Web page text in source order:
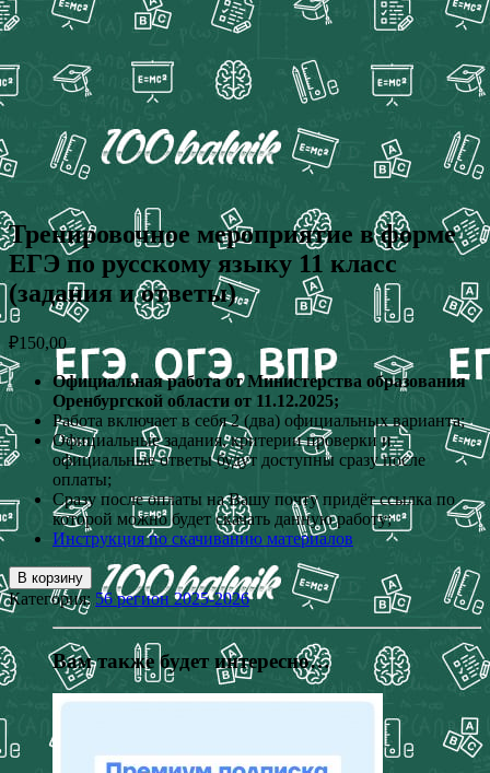
Тренировочное мероприятие в форме
ЕГЭ по русскому языку 11 класс
(задания и ответы)
₽150,00
Официальная работа от Министерства образования
Оренбургской области от 11.12.2025;
Работа включает в себя 2 (два) официальных варианта;
Официальные задания, критерии проверки и
официальные ответы будут доступны сразу после
оплаты;
Сразу после оплаты на Вашу почту придёт ссылка по
которой можно будет скачать данную работу;
Инструкция по скачиванию материалов
В корзину
Категория:56 регион 2025-2026
Вам также будет интересно…